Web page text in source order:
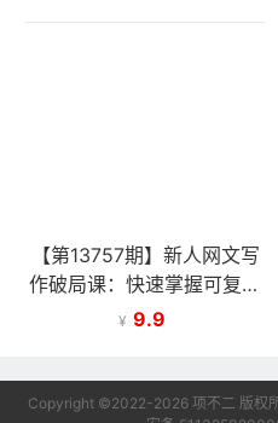
【第13757期】新人网文写
作破局课：快速掌握可复制
的网文创作方法论，实现写
¥ 9.9
Copyright ©2022-2026 项不二 版权